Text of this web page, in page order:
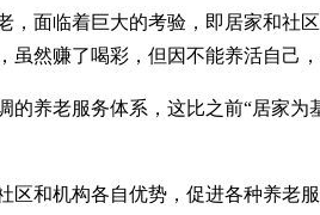
，面临着巨大的考验，即居家和社
虽然赚了喝彩，但因不能养活自己
的养老服务体系，这比之前“居家
区和机构各自优势，促进各种养